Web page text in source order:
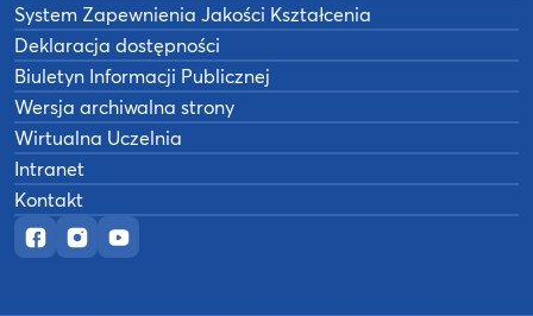
Oficjalny fanpage w serwisie Facebook
Oficjalny profil na Instagramie
Oficjalny kanał YouTube
System Zapewnienia Jakości Kształcenia
Deklaracja dostępności
Biuletyn Informacji Publicznej
Wersja archiwalna strony
Wirtualna Uczelnia
Intranet
Kontakt